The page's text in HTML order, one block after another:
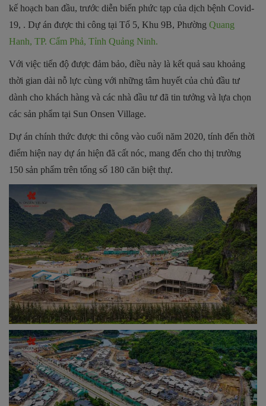
kế hoạch ban đầu, trước diễn biến phức tạp của dịch bệnh Covid-
19, . Dự án được thi công tại Tổ 5, Khu 9B, Phường Quang
Hanh, TP. Cẩm Phả, Tỉnh Quảng Ninh.
Với việc tiến độ được đảm bảo, điều này là kết quả sau khoảng
thời gian dài nỗ lực cùng với những tâm huyết của chủ đầu tư
dành cho khách hàng và các nhà đầu tư đã tin tưởng và lựa chọn
các sản phẩm tại Sun Onsen Village.
Dự án chính thức được thi công vào cuối năm 2020, tính đến thời
điểm hiện nay dự án hiện đã cất nóc, mang đến cho thị trường
150 sản phẩm trên tổng số 180 căn biệt thự.